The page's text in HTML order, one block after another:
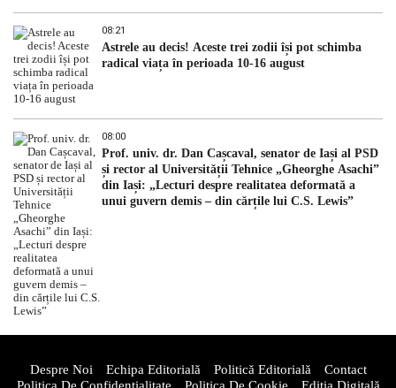
08:21
Astrele au decis! Aceste trei zodii își pot schimba
radical viața în perioada 10-16 august
08:00
Prof. univ. dr. Dan Cașcaval, senator de Iași al PSD
și rector al Universității Tehnice „Gheorghe Asachi”
din Iași: „Lecturi despre realitatea deformată a
unui guvern demis – din cărțile lui C.S. Lewis”
Despre Noi Echipa Editorială Politică Editorială
Contact